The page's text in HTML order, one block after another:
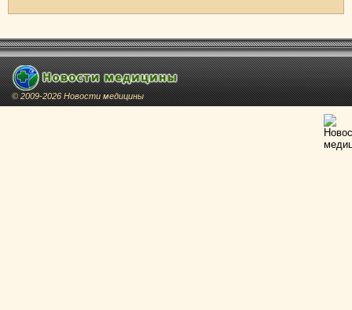
© 2009-2026 Новости медицины